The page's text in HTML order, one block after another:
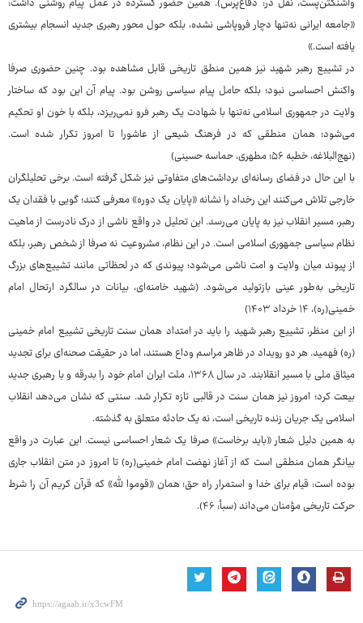
واشنگتن‌پست، نقل در: دفاع‌پرس). همین حضور گسترده در عمل پیام روشنی داشت:
«جامعه ایرانی نه‌تنها دچار فروپاشی نشده، بلکه حول محور رهبری جدید انسجام بیشتری
یافته است.»
در تشییع رهبر شهید نیز همین منطق تاریخی قابل مشاهده بود. چنین حضوری صرفا
واکنش احساسی نبود؛ بلکه حامل پیام سیاسی روشن بود. پیام آن این بود که ساختار
ولایت در جمهوری اسلامی نه‌تنها با شهادت یک رهبر فرو نمی‌ریزد، بلکه با خون او تحکیم
می‌شود؛ همان منطقی که در فرهنگ شیعی از عاشورا تا امروز تکرار شده است.
(نهج‌البلاغه، خطبه ۵۶؛ مطهری، حماسه حسینی)
با این حال در فضای رسانه‌ای برداشت‌های متفاوتی نیز شکل گرفته است. برخی تحلیلگران
خارجی تلاش می‌کنند این رخداد را نشانه «پایان یک دوره» معرفی کنند؛ گویی با فقدان یک
رهبر، مسیر انقلاب نیز به پایان می‌رسد. این تحلیل در واقع ناشی از درک نادرست از ماهیت
نظام سیاسی جمهوری اسلامی است. در این نظام، مشروعیت نه صرفا از شخص رهبر، بلکه
از پیوند میان ولایت و امت ناشی می‌شود؛ پیوندی که در لحظاتی مانند تشییع‌های بزرگ
تاریخی به‌طور عینی بازتولید می‌شود. (شهید خامنه‌ای، بیانات در سالگرد ارتحال امام
خمینی(ره)، ۱۴ خرداد ۱۴۰۳)
از این منظر، تشییع رهبر شهید را باید در امتداد همان سنت تاریخی تشییع امام خمینی
(ره) فهمید. هر دو رویداد در ظاهر مراسم وداع هستند، اما در حقیقت صحنه‌ای برای تجدید
میثاق ملی با مسیر انقلابند. در سال ۱۳۶۸، ملت ایران امام خود را بدرقه و با رهبری جدید
بیعت کرد؛ امروز نیز همان سنت در قالبی تازه تکرار شد. سنتی که نشان می‌دهد انقلاب
اسلامی یک جریان زنده تاریخی است، نه یک حادثه متعلق به گذشته.
به همین دلیل شعار «باید برخاست» صرفا یک شعار احساسی نیست. این عبارت در واقع
بیانگر همان منطقی است که از آغاز نهضت امام خمینی(ره) تا امروز در متن انقلاب جاری
بوده است: قیام برای خدا و استمرار راه حق؛ همان «قوموا لله» که قرآن کریم آن را شرط
حرکت تاریخی مؤمنان می‌داند (سبأ: ۴۶).